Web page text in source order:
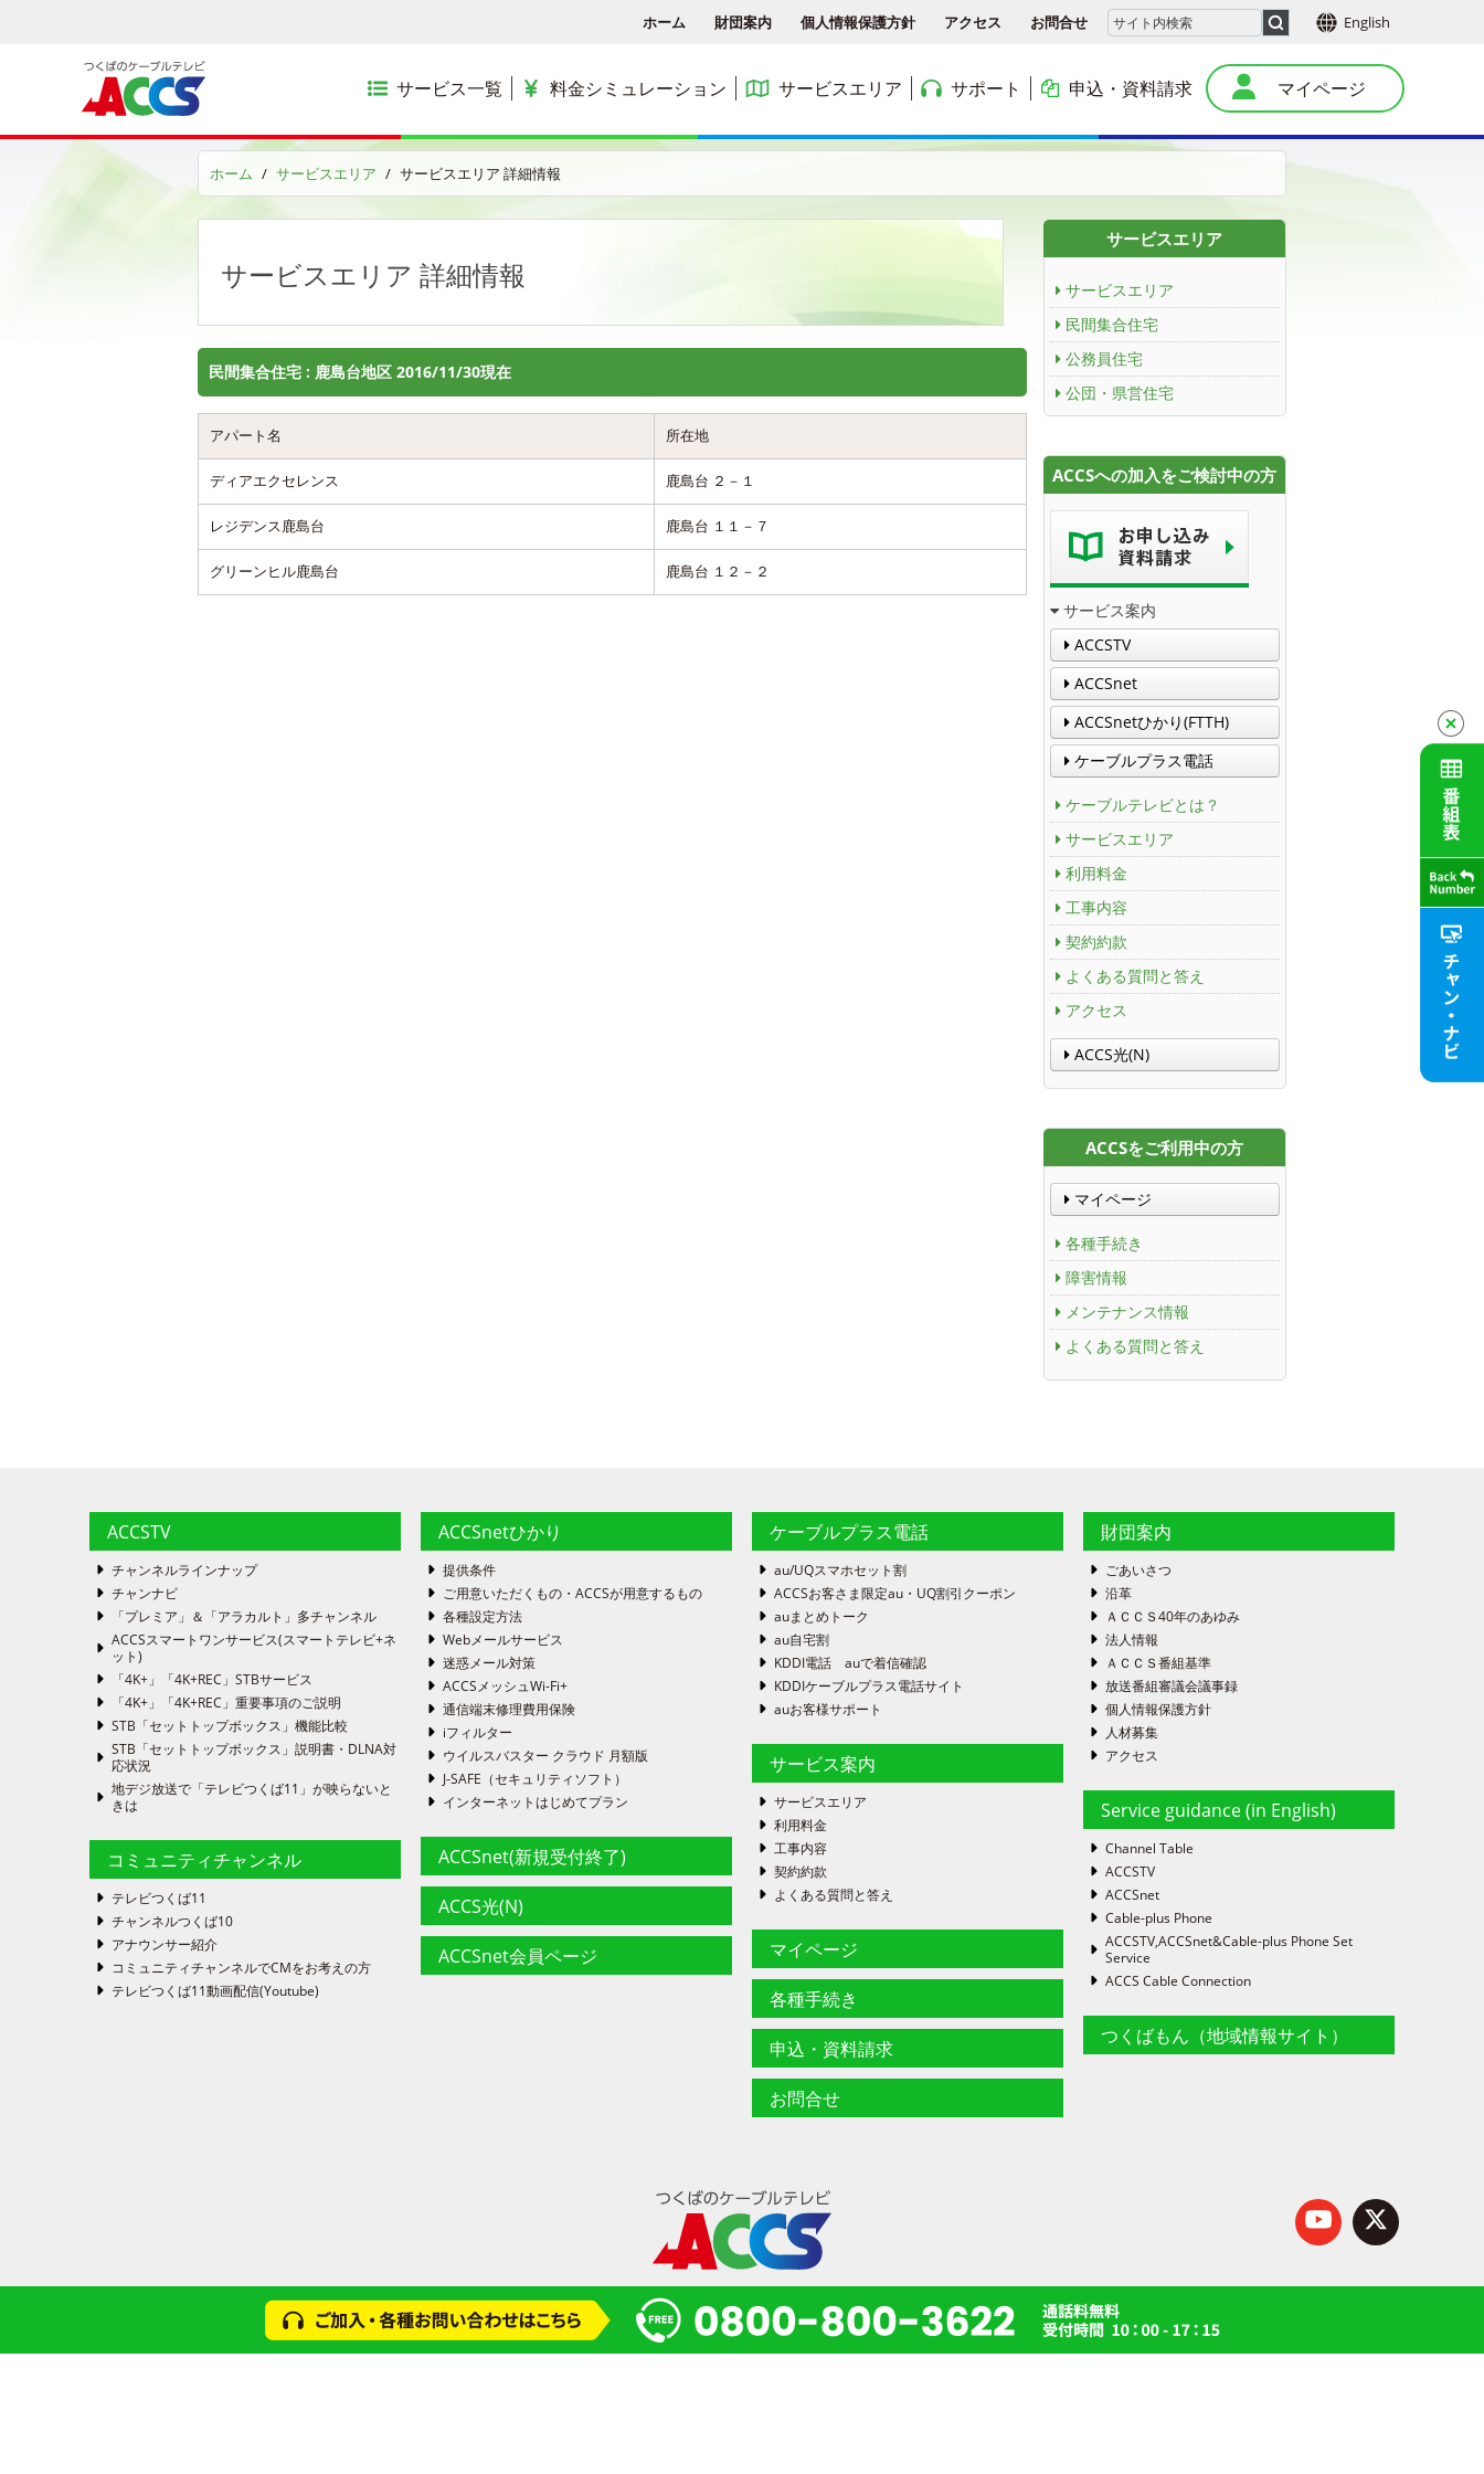
ホーム 財団案内 個人情報保護方針 アクセス お問合せ English
サービス一覧
コミュニティチャンネル
料金シミュレーション サービスエリア
公団・県営住宅
サポート
各種手続き
申込・資料請求 マイページ
ホーム サービスエリア サービスエリア 詳細情報
サービスエリア 詳細情報
民間集合住宅 : 鹿島台地区 2016/11/30現在
アパート名 所在地
ディアエクセレンス 鹿島台 ２－１
レジデンス鹿島台 鹿島台 １１－７
グリーンヒル鹿島台 鹿島台 １２－２
サービスエリア
サービスエリア
民間集合住宅
公務員住宅
公団・県営住宅
ACCSへの加入をご検討中の方
サービス案内
ACCSTV
ACCSnet
ACCSnetひかり(FTTH)
ケーブルプラス電話
ケーブルテレビとは？
サービスエリア
利用料金
工事内容
契約約款
よくある質問と答え
アクセス
ACCS光(N)
ACCSをご利用中の方
マイページ
各種手続き
障害情報
メンテナンス情報
よくある質問と答え
ACCSTV
チャンネルラインナップ
チャンナビ
「プレミア」＆「アラカルト」多チャンネル
ACCSスマートワンサービス(スマートテレビ+ネ
ット)
「4K+」「4K+REC」STBサービス
「4K+」「4K+REC」重要事項のご説明
STB「セットトップボックス」機能比較
STB「セットトップボックス」説明書・DLNA対
応状況
地デジ放送で「テレビつくば11」が映らないと
きは
コミュニティチャンネル
テレビつくば11
チャンネルつくば10
アナウンサー紹介
コミュニティチャンネルでCMをお考えの方
テレビつくば11動画配信(Youtube)
ACCSnetひかり
提供条件
ご用意いただくもの・ACCSが用意するもの
各種設定方法
Webメールサービス
迷惑メール対策
ACCSメッシュWi-Fi+
通信端末修理費用保険
iフィルター
ウイルスバスター クラウド 月額版
J-SAFE（セキュリティソフト）
インターネットはじめてプラン
ACCSnet(新規受付終了)
ACCS光(N)
ACCSnet会員ページ
ケーブルプラス電話
au/UQスマホセット割
ACCSお客さま限定au・UQ割引クーポン
auまとめトーク
au自宅割
KDDI電話 auで着信確認
KDDIケーブルプラス電話サイト
auお客様サポート
サービス案内
サービスエリア
利用料金
工事内容
契約約款
よくある質問と答え
マイページ
各種手続き
申込・資料請求
お問合せ
財団案内
ごあいさつ
沿革
ＡＣＣＳ40年のあゆみ
法人情報
ＡＣＣＳ番組基準
放送番組審議会議事録
個人情報保護方針
人材募集
アクセス
Service guidance (in English)
Channel Table
ACCSTV
ACCSnet
Cable-plus Phone
ACCSTV,ACCSnet&Cable-plus Phone Set
Service
ACCS Cable Connection
つくばもん（地域情報サイト）
© 2024 一般財団法人 研究学園都市コミュニティケーブルサービス(ACCS)